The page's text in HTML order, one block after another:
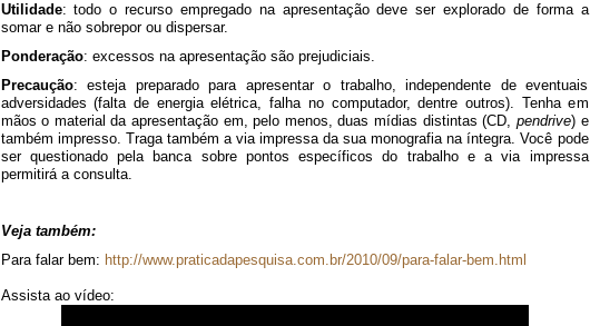
Utilidade: todo o recurso empregado na apresentação deve ser explorado de forma a
somar e não sobrepor ou dispersar.
Ponderação: excessos na apresentação são prejudiciais.
Precaução: esteja preparado para apresentar o trabalho, independente de eventuais
adversidades (falta de energia elétrica, falha no computador, dentre outros). Tenha em
mãos o material da apresentação em, pelo menos, duas mídias distintas (CD, pendrive) e
também impresso. Traga também a via impressa da sua monografia na íntegra. Você pode
ser questionado pela banca sobre pontos específicos do trabalho e a via impressa
permitirá a consulta.
Veja também:
Para falar bem: http://www.praticadapesquisa.com.br/2010/09/para-falar-bem.html
Assista ao vídeo: